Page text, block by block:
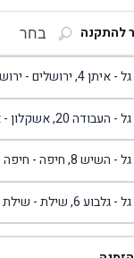
להתקנה בחר
4, ירושלים - ירושלים
העבודה 20, אשקלון - אשקלון
- השיש 8, חיפה - חיפה
- גלבוע 6, שילת - שילת
- פוריידיס, כניסה צפונית